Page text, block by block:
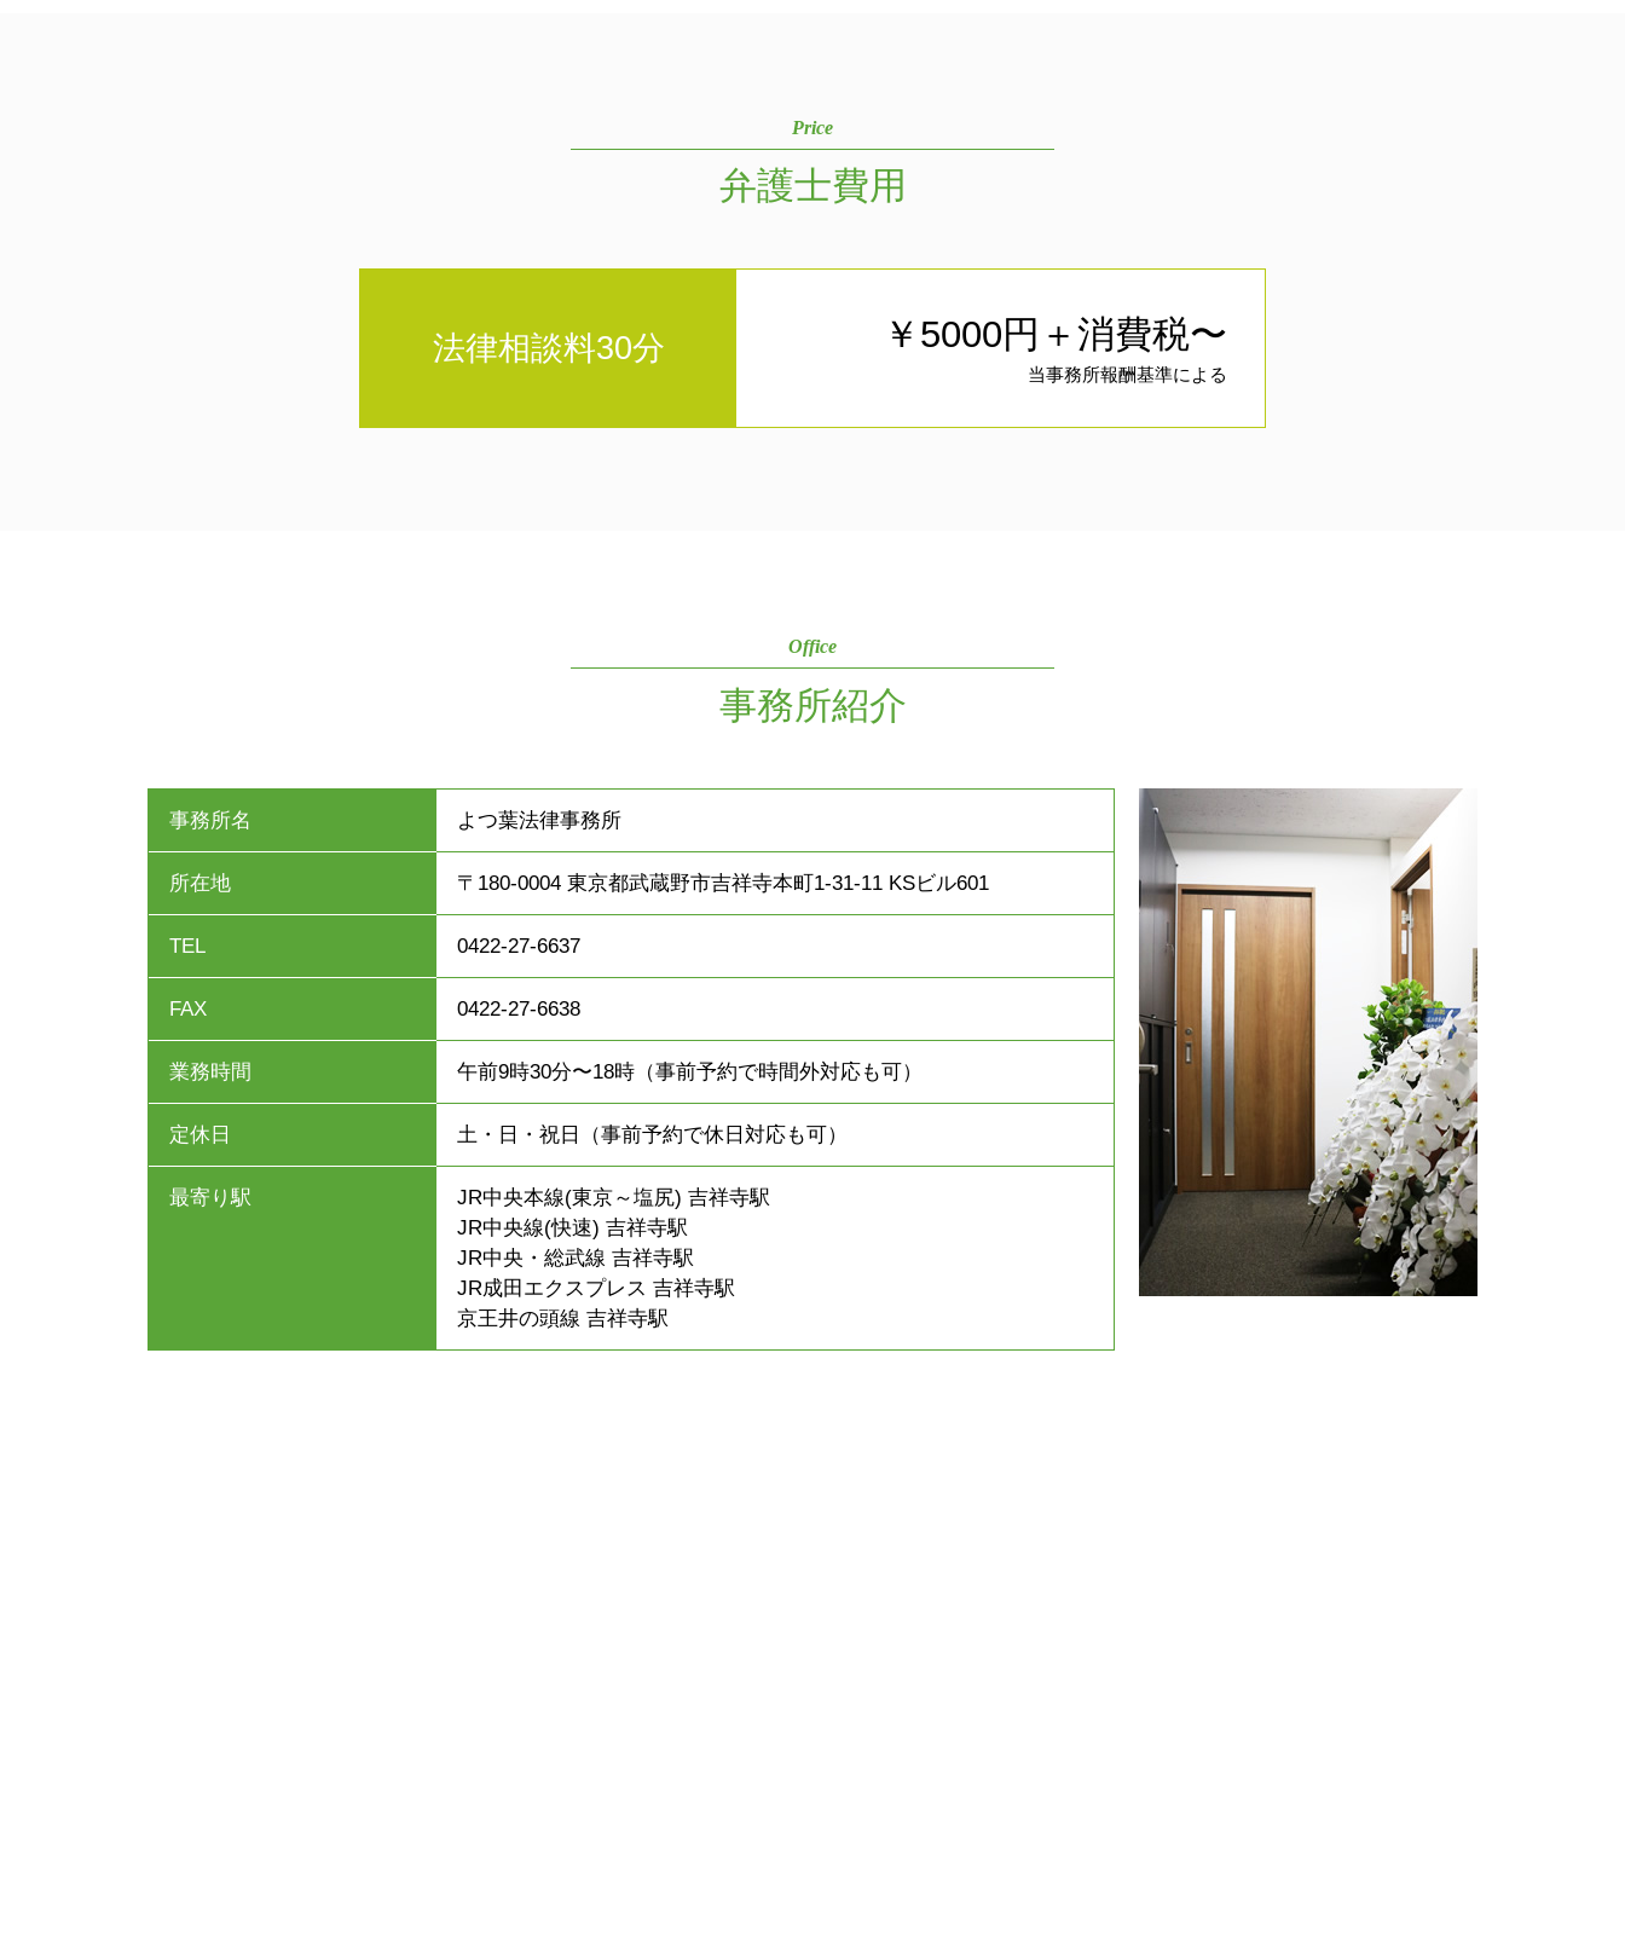
Price
弁護士費用
法律相談料30分 ￥5000円＋消費税〜
当事務所報酬基準による
Office
事務所紹介
事務所名 よつ葉法律事務所
所在地 〒180-0004 東京都武蔵野市吉祥寺本町1-31-11 KSビル601
TEL 0422-27-6637
FAX 0422-27-6638
業務時間 午前9時30分〜18時（事前予約で時間外対応も可）
定休日 土・日・祝日（事前予約で休日対応も可）
最寄り駅
JR中央本線(東京～塩尻) 吉祥寺駅
JR中央線(快速) 吉祥寺駅
JR中央・総武線 吉祥寺駅
JR成田エクスプレス 吉祥寺駅
京王井の頭線 吉祥寺駅